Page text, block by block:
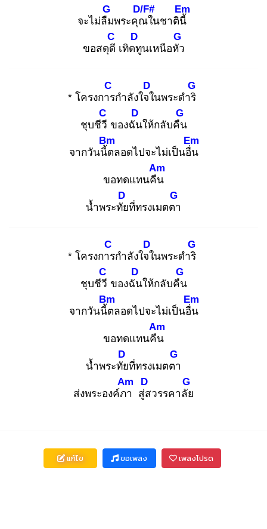
จะไม่ลืม
G
พระคุณ
D/F#
ในชาตินี้
Em
ขอสดุดี
C
เทิดทู
D
นเหนือหัว
G
* โครงการ
C
กำลังใจใ
D
นพระดำริ
G
ชุบชีวี
C
ของฉัน
D
ให้กลับคืน
G
จากวันนี้ต
Bm
ลอดไปจะไม่เป็นอื่น
Em
ขอทดแทนคืน
Am
น้ำพระทัย
D
ที่ทรงเมตตา
G
* โครงการ
C
กำลังใจใ
D
นพระดำริ
G
ชุบชีวี
C
ของฉัน
D
ให้กลับคืน
G
จากวันนี้ต
Bm
ลอดไปจะไม่เป็นอื่น
Em
ขอทดแทนคืน
Am
น้ำพระทัย
D
ที่ทรงเมตตา
G
ส่งพระองค์ภา
Am
สู่ส
D
วรรคาลัย
G
แก้ไข ขอเพลง เพลงโปรด